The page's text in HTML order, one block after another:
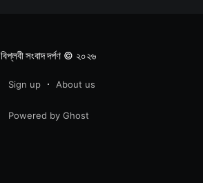
বিপ্লবী সংবাদ দর্পণ© ২০২৬
Sign up About us
Powered by Ghost